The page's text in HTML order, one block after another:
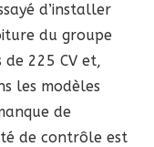
d’installer
du groupe
225 CV et,
les modèles
de
de contrôle est